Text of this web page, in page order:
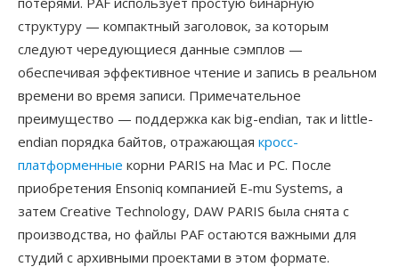
структуру — компактный заголовок, за которым
следуют чередующиеся данные сэмплов —
обеспечивая эффективное чтение и запись в реальном
времени во время записи. Примечательное
преимущество — поддержка как big-endian, так и little-
endian порядка байтов, отражающая кросс-
платформенные корни PARIS на Mac и PC. После
приобретения Ensoniq компанией E-mu Systems, а
затем Creative Technology, DAW PARIS была снята с
производства, но файлы PAF остаются важными для
студий с архивными проектами в этом формате.